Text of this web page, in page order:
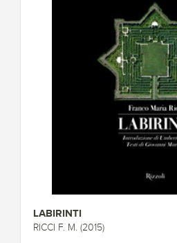
LABIRINTI
RICCI F. M. (2015)